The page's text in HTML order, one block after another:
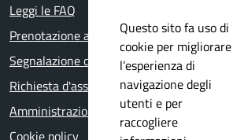
Leggi le FAQ
Prenotazione appuntamento
Segnalazione disservizio
Richiesta d'assistenza
Amministrazione trasparente
Questo sito fa uso di
cookie per migliorare
l’esperienza di
navigazione degli
utenti e per
raccogliere